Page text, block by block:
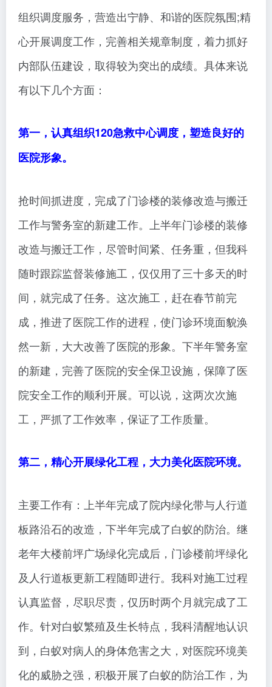
组织调度服务，营造出宁静、和谐的医院氛围;精
心开展调度工作，完善相关规章制度，着力抓好
内部队伍建设，取得较为突出的成绩。具体来说
有以下几个方面：
第一，认真组织120急救中心调度，塑造良好的
医院形象。
抢时间抓进度，完成了门诊楼的装修改造与搬迁
工作与警务室的新建工作。上半年门诊楼的装修
改造与搬迁工作，尽管时间紧、任务重，但我科
随时跟踪监督装修施工，仅仅用了三十多天的时
间，就完成了任务。这次施工，赶在春节前完
成，推进了医院工作的进程，使门诊环境面貌涣
然一新，大大改善了医院的形象。下半年警务室
的新建，完善了医院的安全保卫设施，保障了医
院安全工作的顺利开展。可以说，这两次次施
工，严抓了工作效率，保证了工作质量。
第二，精心开展绿化工程，大力美化医院环境。
主要工作有：上半年完成了院内绿化带与人行道
板路沿石的改造，下半年完成了白蚁的防治。继
老年大楼前坪广场绿化完成后，门诊楼前坪绿化
及人行道板更新工程随即进行。我科对施工过程
认真监督，尽职尽责，仅历时两个月就完成了工
作。针对白蚁繁殖及生长特点，我科清醒地认识
到，白蚁对病人的身体危害之大，对医院环境美
化的威胁之强，积极开展了白蚁的防治工作，为